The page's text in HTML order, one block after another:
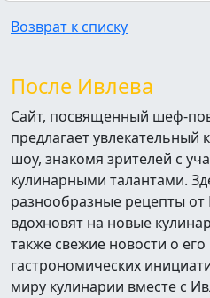
Возврат к списку
После Ивлева
Сайт, посвященный шеф-
предлагает увлекательный
шоу, знакомя зрителей с
кулинарными талантами.
разнообразные рецепты от
вдохновят на новые
также свежие новости о его
гастрономических
миру кулинарии вместе с